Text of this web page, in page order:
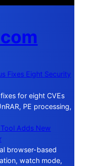
Fixes Eight Security
for eight CVEs
PE processing,
Adds New
browser-based
watch mode,